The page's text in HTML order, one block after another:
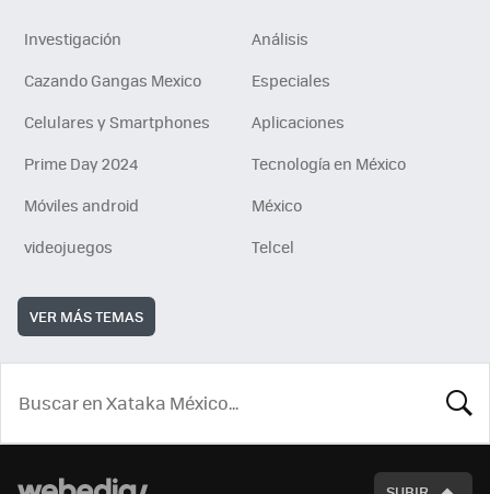
Investigación
Análisis
Cazando Gangas Mexico
Especiales
Celulares y Smartphones
Aplicaciones
Prime Day 2024
Tecnología en México
Móviles android
México
videojuegos
Telcel
VER MÁS TEMAS